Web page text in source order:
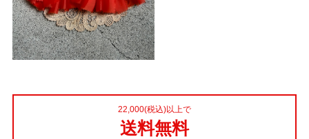
22,000(税込)以上で
送料無料